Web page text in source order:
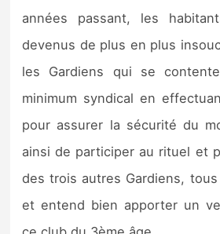
années passant, les
devenus de plus en plus
les Gardiens qui se
minimum syndical en
pour assurer la sécurité du
ainsi de participer au rituel et
des trois autres Gardiens,
et entend bien apporter un